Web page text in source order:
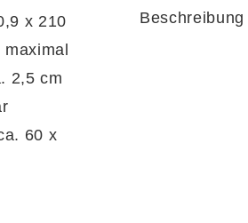
x 210
2,5 cm
60 x